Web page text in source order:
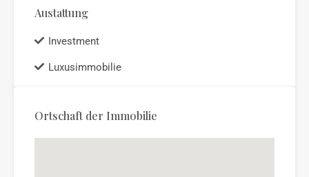
Austattung
Investment
Luxusimmobilie
Ortschaft der Immobilie